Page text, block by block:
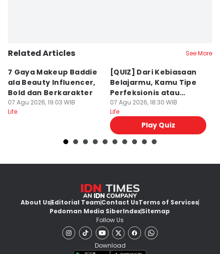
Related Articles See More
7 Gaya Makeup Baddie
ala Beauty Influencer,
Bold dan Berkarakter
07 Agu 2026, 19:03 WIB
Life
[QUIZ] Dari Kebiasaan
Belajarmu, Kamu Tipe
Perfeksionis atau
Deadliner?
07 Agu 2026, 18:30 WIB
Life
Play Quiz
About UsEditorial TeamContact UsTerms of Services
Pedoman Media SiberIndexSitemap
Follow Us
Download